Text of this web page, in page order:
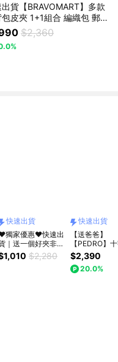
貨【BRAVOMART】多款
皮夾 1+1組合 編織包 郵
側背包 短夾 長夾 客製化刻
日禮物 送禮推薦 男生禮物
巨蟹座 禮物獨家 新品上市
$2,360
快速出貨
獨家優惠❤️快速出
｜送一個好夾非你
屬❤️【pierre
皮爾卡登】
$2,280
快速出貨
【送爸爸】
【PEDRO】
紋皮革零錢袋
男士皮夾送禮
質感單品｜快
$2,390
20.0%